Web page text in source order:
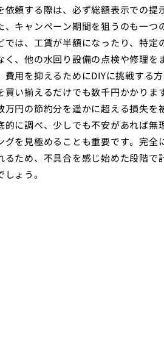
依頼する際は、必ず総額表示での
、キャンペーン期間を狙うのも一
は、工賃が半額になったり、特
く、他の水回り設備の点検や修理
費用を抑えるためにDIYに挑戦する
買い揃えるだけでも数千円かかり
万円の節約分を遥かに超える損失
に調べ、少しでも不安があれば
グを見極めることも重要です。完
ため、不具合を感じ始めた段階
ょう。